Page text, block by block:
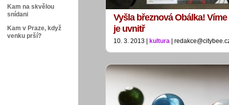
Kam na skvělou
snídani
Kam v Praze, když
venku prší?
Vyšla březnová Obálka!
je uvnitř
10. 3. 2013 | kultura |